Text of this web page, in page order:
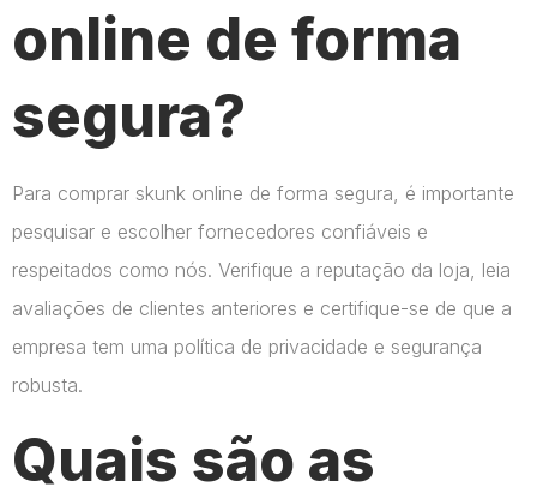
online de forma
segura?
Para comprar skunk online de forma segura, é importante
pesquisar e escolher fornecedores confiáveis e
respeitados como nós. Verifique a reputação da loja, leia
avaliações de clientes anteriores e certifique-se de que a
empresa tem uma política de privacidade e segurança
robusta.
Quais são as